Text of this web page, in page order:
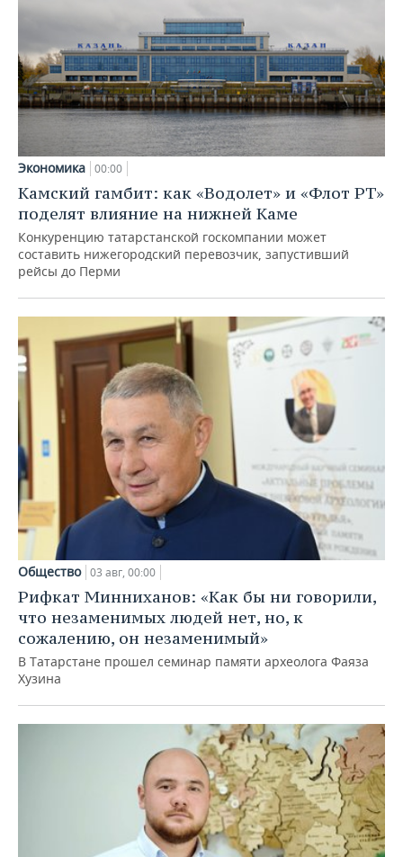
Экономика 00:00
Камский гамбит: как «Водолет» и «Флот РТ»
поделят влияние на нижней Каме
Конкуренцию татарстанской госкомпании может
составить нижегородский перевозчик, запустивший
рейсы до Перми
Общество 03 авг, 00:00
Рифкат Минниханов: «Как бы ни говорили,
что незаменимых людей нет, но, к
сожалению, он незаменимый»
В Татарстане прошел семинар памяти археолога Фаяза
Хузина